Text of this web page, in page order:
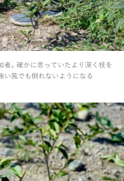
者。確かに思っていたより深く枝を
い風でも倒れないようになる